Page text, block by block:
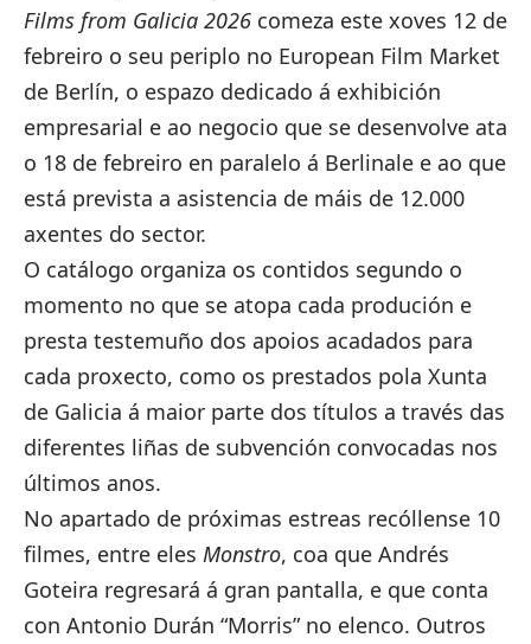
Films from Galicia 2026 comeza este xoves 12 de
febreiro o seu periplo no European Film Market
de Berlín, o espazo dedicado á exhibición
empresarial e ao negocio que se desenvolve ata
o 18 de febreiro en paralelo á Berlinale e ao que
está prevista a asistencia de máis de 12.000
axentes do sector.
O catálogo organiza os contidos segundo o
momento no que se atopa cada produción e
presta testemuño dos apoios acadados para
cada proxecto, como os prestados pola Xunta
de Galicia á maior parte dos títulos a través das
diferentes liñas de subvención convocadas nos
últimos anos.
No apartado de próximas estreas recóllense 10
filmes, entre eles Monstro, coa que Andrés
Goteira regresará á gran pantalla, e que conta
con Antonio Durán “Morris” no elenco. Outros